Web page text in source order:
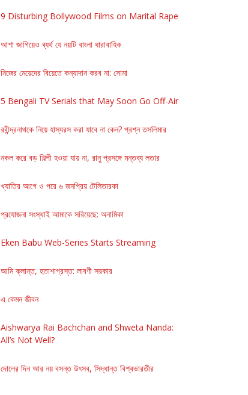
9 Disturbing Bollywood Films on Marital Rape
আশা জাগিয়েও ব্যর্থ যে নয়টি বাংলা ধারাবাহিক
নিজের মেয়েদের বিয়েতে কন্যাদান করব না: সোমা
5 Bengali TV Serials that May Soon Go Off-Air
রবীন্দ্রনাথকে নিয়ে হাস্যরস করা যাবে না কেন? প্রশ্ন তসলিমার
নকল করে বড় শিল্পী হওয়া যায় না, রানু প্রসঙ্গে মন্তব্য লতার
খ্যাতির আগে ও পরে ৬ জনপ্রিয় টেলিতারকা
প্রযোজনা সংস্থাই আমাকে সরিয়েছে: অনামিকা
Eken Babu Web-Series Starts Streaming
আমি ক্লান্ত, হতাশাগ্রস্ত: লাবণী সরকার
এ কেমন জীবন
Aishwarya Rai Bachchan and Shweta Nanda:
All’s Not Well?
দোলের দিন আর নয় বসন্ত উৎসব, সিদ্ধান্ত বিশ্বভারতীর